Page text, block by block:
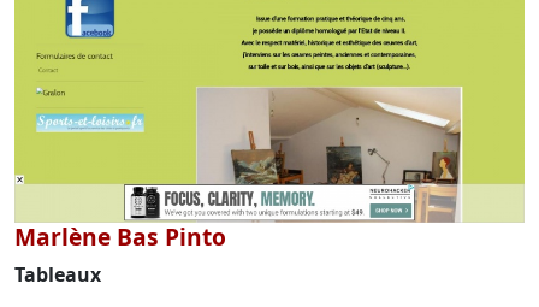
Marlène Bas Pinto
Tableaux